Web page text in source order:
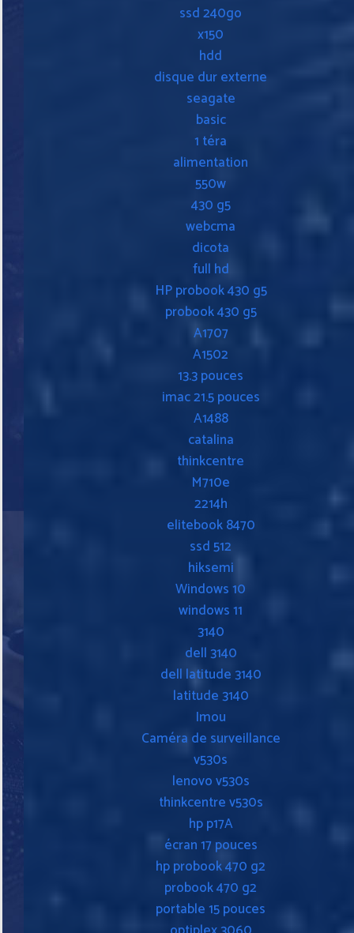
ssd 240go
x150
hdd
disque dur externe
seagate
basic
1 téra
alimentation
550w
430 g5
webcma
dicota
full hd
HP probook 430 g5
probook 430 g5
A1707
A1502
13.3 pouces
imac 21.5 pouces
A1488
catalina
thinkcentre
M710e
2214h
elitebook 8470
ssd 512
hiksemi
Windows 10
windows 11
3140
dell 3140
dell latitude 3140
latitude 3140
Imou
Caméra de surveillance
v530s
lenovo v530s
thinkcentre v530s
hp p17A
écran 17 pouces
hp probook 470 g2
probook 470 g2
portable 15 pouces